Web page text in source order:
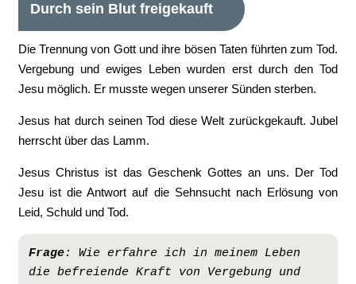
Durch sein Blut freigekauft
Die Trennung von Gott und ihre bösen Taten führten zum Tod.
Vergebung und ewiges Leben wurden erst durch den Tod
Jesu möglich. Er musste wegen unserer Sünden sterben.
Jesus hat durch seinen Tod diese Welt zurückgekauft. Jubel
herrscht über das Lamm.
Jesus Christus ist das Geschenk Gottes an uns. Der Tod
Jesu ist die Antwort auf die Sehnsucht nach Erlösung von
Leid, Schuld und Tod.
Frage:
Wie erfahre ich in meinem Leben
die befreiende Kraft von Vergebung und